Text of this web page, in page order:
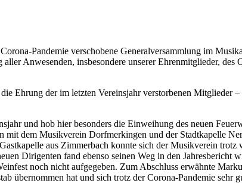
Pandemie verschobene Generalversammlung im
Anwesenden, insbesondere unserer Ehrenmitglieder,
Ehrung der im letzten Vereinsjahr verstorbenen Mitglieder
und hob hier besonders die Einweihung des neuen
mit dem Musikverein Dorfmerkingen und der Stadtkapelle
aus Zimmerbach konnte sich der Musikverein
Dirigenten fand ebenso seinen Weg in den
noch nicht aufgegeben. Zum Abschluss erwähnte
übernommen hat und sich trotz der Corona-Pandemie sehr